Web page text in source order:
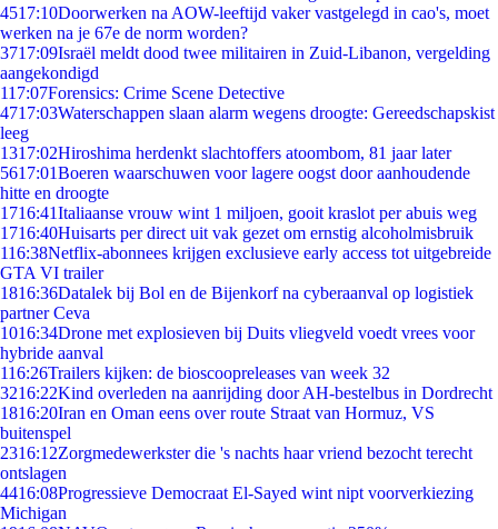
4517:10Doorwerken na AOW-leeftijd vaker vastgelegd in cao's, moet
werken na je 67e de norm worden?
3717:09Israël meldt dood twee militairen in Zuid-Libanon, vergelding
aangekondigd
117:07Forensics: Crime Scene Detective
4717:03Waterschappen slaan alarm wegens droogte: Gereedschapskist
leeg
1317:02Hiroshima herdenkt slachtoffers atoombom, 81 jaar later
5617:01Boeren waarschuwen voor lagere oogst door aanhoudende
hitte en droogte
1716:41Italiaanse vrouw wint 1 miljoen, gooit kraslot per abuis weg
1716:40Huisarts per direct uit vak gezet om ernstig alcoholmisbruik
116:38Netflix-abonnees krijgen exclusieve early access tot uitgebreide
GTA VI trailer
1816:36Datalek bij Bol en de Bijenkorf na cyberaanval op logistiek
partner Ceva
1016:34Drone met explosieven bij Duits vliegveld voedt vrees voor
hybride aanval
116:26Trailers kijken: de bioscoopreleases van week 32
3216:22Kind overleden na aanrijding door AH-bestelbus in Dordrecht
1816:20Iran en Oman eens over route Straat van Hormuz, VS
buitenspel
2316:12Zorgmedewerkster die 's nachts haar vriend bezocht terecht
ontslagen
4416:08Progressieve Democraat El-Sayed wint nipt voorverkiezing
Michigan